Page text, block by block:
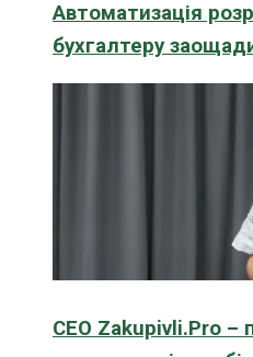
Автоматизація
бухгалтеру
CEO Zakupivli.Pro –